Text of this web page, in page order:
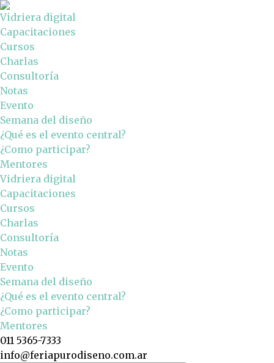
Vidriera digital
Capacitaciones
Cursos
Charlas
Consultoría
Notas
Evento
Semana del diseño
¿Qué es el evento central?
¿Como participar?
Mentores
Vidriera digital
Capacitaciones
Cursos
Charlas
Consultoría
Notas
Evento
Semana del diseño
¿Qué es el evento central?
¿Como participar?
Mentores
011 5365-7333
info@feriapurodiseno.com.ar